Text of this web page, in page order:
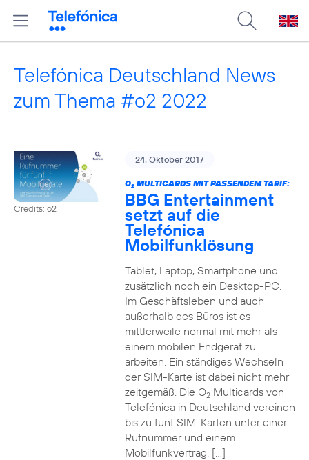
Telefónica Deutschland News
zum Thema #o2 2022
Credits: o2
24. Oktober 2017
O2MULTICARDS MIT PASSENDEM TARIF:
BBG Entertainment
setzt auf die
Telefónica
Mobilfunklösung
Tablet, Laptop, Smartphone und
zusätzlich noch ein Desktop-PC.
Im Geschäftsleben und auch
außerhalb des Büros ist es
mittlerweile normal mit mehr als
einem mobilen Endgerät zu
arbeiten. Ein ständiges Wechseln
der SIM-Karte ist dabei nicht mehr
zeitgemäß. Die O2Multicards von
Telefónica in Deutschland vereinen
bis zu fünf SIM-Karten unter einer
Rufnummer und einem
Mobilfunkvertrag. […]